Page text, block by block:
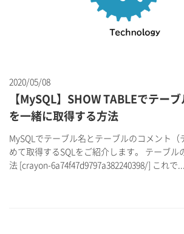
2020/05/08
【MySQL】SHOW TABLEでテー
を一緒に取得する方法
MySQLでテーブル名とテーブルのコメント（
めて取得するSQLをご紹介します。 テーブル
法 [crayon-6a74f47d9797a382240398/] これで...